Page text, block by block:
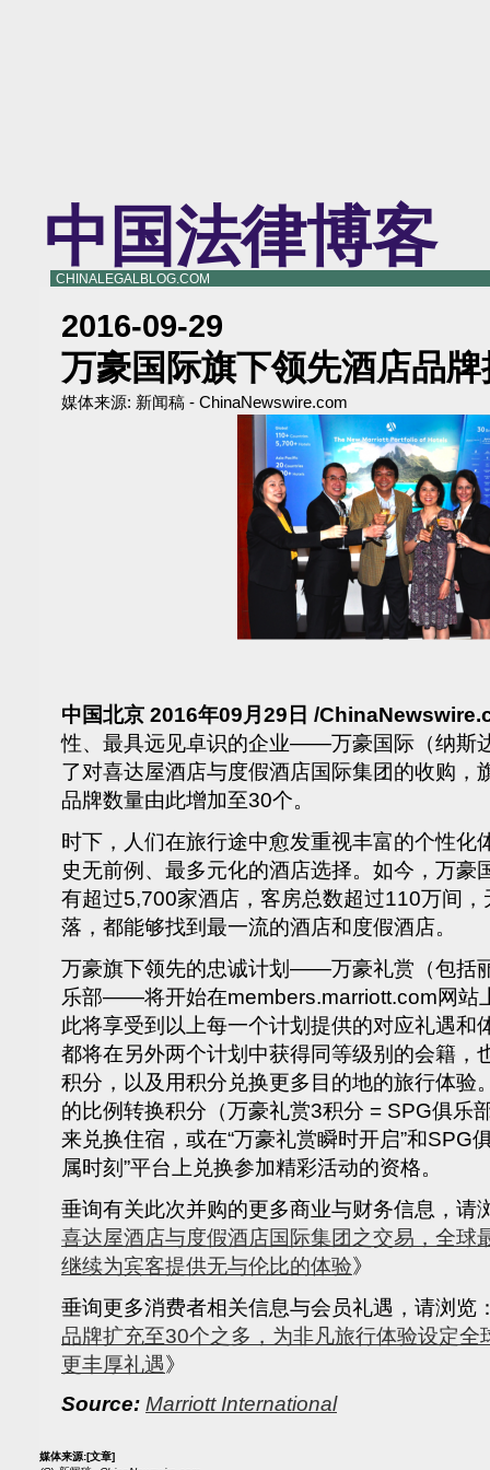
中国法律博客
CHINALEGALBLOG.COM
2016-09-29
万豪国际旗下领先酒店品
媒体来源: 新闻稿 - ChinaNewswire.com
中国北京 2016年09月29日 /
性、最具远见卓识的企业——万豪国际（纳斯
了对喜达屋酒店与度假酒店国际集团的收购，
品牌数量由此增加至30个。
时下，人们在旅行途中愈发重视丰富的个性化
史无前例、最多元化的酒店选择。如今，万豪
有超过5,700家酒店，客房总数超过110万间
落，都能够找到最一流的酒店和度假酒店。
万豪旗下领先的忠诚计划——万豪礼赏（包括
乐部——将开始在members.marriott.com网站
此将享受到以上每一个计划提供的对应礼遇和
都将在另外两个计划中获得同等级别的会籍，
积分，以及用积分兑换更多目的地的旅行体验
的比例转换积分（万豪礼赏3积分 = SPG俱乐
来兑换住宿，或在“万豪礼赏瞬时开启”和SPG
属时刻”平台上兑换参加精彩活动的资格。
垂询有关此次并购的更多商业与财务信息，请
喜达屋酒店与度假酒店国际集团之交易，全球
继续为宾客提供无与伦比的体验》
垂询更多消费者相关信息与会员礼遇，请浏览
品牌扩充至30个之多，为非凡旅行体验设定全
更丰厚礼遇》
Source: Marriott International
媒体来源:[文章]